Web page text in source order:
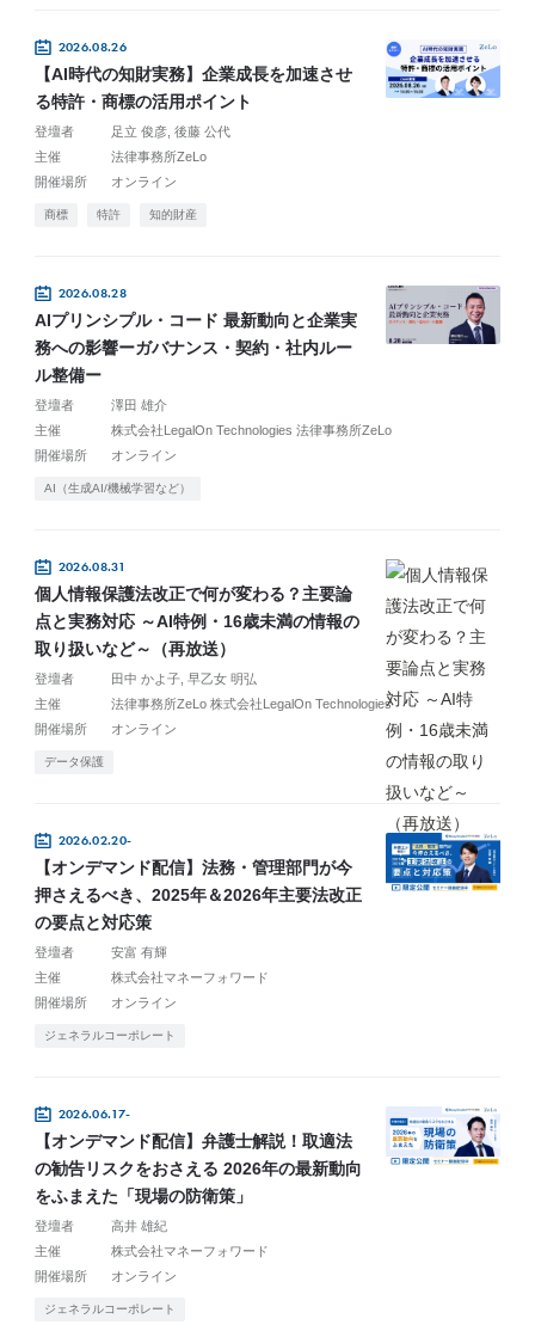
2026.08.26
【AI時代の知財実務】企業成長を加速させ
る特許・商標の活用ポイント
登壇者 足立 俊彦 後藤 公代
主催
法律事務所ZeLo
開催場所
オンライン
商標 特許 知的財産
2026.08.28
AIプリンシプル・コード 最新動向と企業実
務への影響ーガバナンス・契約・社内ルー
ル整備ー
登壇者
澤田 雄介
主催
株式会社LegalOn Technologies 法律事務所ZeLo
開催場所
オンライン
AI（生成AI/機械学習など）
2026.08.31
個人情報保護法改正で何が変わる？主要論
点と実務対応 ～AI特例・16歳未満の情報の
取り扱いなど～（再放送）
登壇者 田中 かよ子 早乙女 明弘
主催
法律事務所ZeLo 株式会社LegalOn Technologies
開催場所
オンライン
データ保護
2026.02.20-
【オンデマンド配信】法務・管理部門が今
押さえるべき、2025年＆2026年主要法改正
の要点と対応策
登壇者
安富 有輝
主催
株式会社マネーフォワード
開催場所
オンライン
ジェネラルコーポレート
2026.06.17-
【オンデマンド配信】弁護士解説！取適法
の勧告リスクをおさえる 2026年の最新動向
をふまえた「現場の防衛策」
登壇者
高井 雄紀
主催
株式会社マネーフォワード
開催場所
オンライン
ジェネラルコーポレート